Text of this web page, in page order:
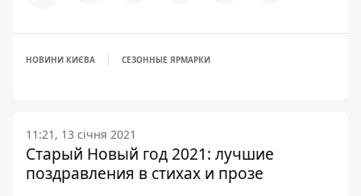
НОВИНИ КИЄВА СЕЗОННЫЕ ЯРМАРКИ
11:21, 13 січня 2021
Старый Новый год 2021: лучшие
поздравления в стихах и прозе